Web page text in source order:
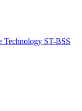
ST-BSS